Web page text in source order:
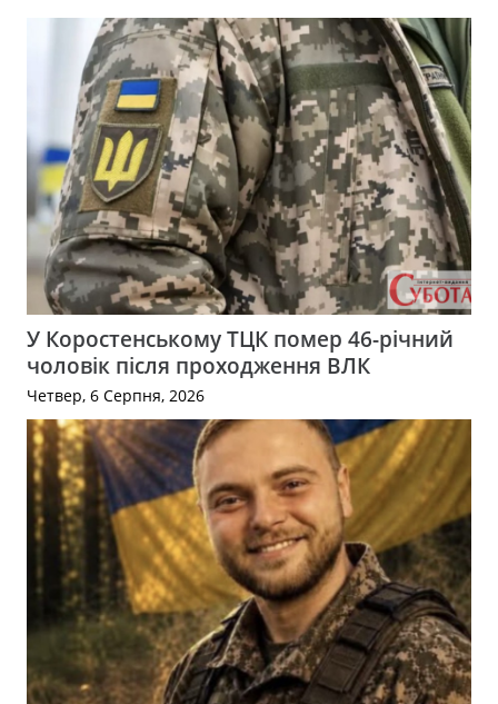
У Коростенському ТЦК помер 46-річний
чоловік після проходження ВЛК
Четвер, 6 Серпня, 2026